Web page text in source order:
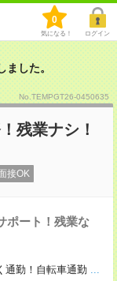
0
気になる！ ログイン
した。
No.TEMPGT26-0450635
残業ナシ！
接OK
ポート！残業な
通勤！自転車通勤 ...